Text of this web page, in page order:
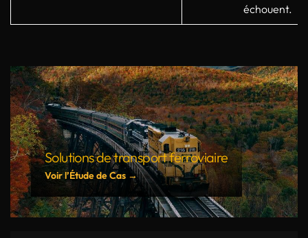
échouent.
Solutions de transport ferroviaire
Voir l’Étude de Cas →